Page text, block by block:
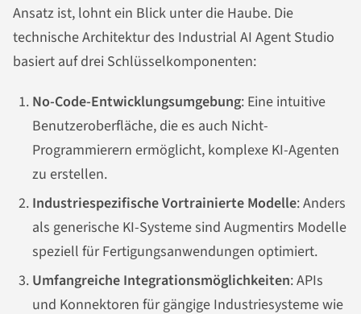
Ansatz ist, lohnt ein Blick unter die Haube. Die
technische Architektur des Industrial AI Agent Studio
basiert auf drei Schlüsselkomponenten:
No-Code-Entwicklungsumgebung: Eine intuitive
Benutzeroberfläche, die es auch Nicht-
Programmierern ermöglicht, komplexe KI-Agenten
zu erstellen.
Industriespezifische Vortrainierte Modelle: Anders
als generische KI-Systeme sind Augmentirs Modelle
speziell für Fertigungsanwendungen optimiert.
Umfangreiche Integrationsmöglichkeiten: APIs
und Konnektoren für gängige Industriesysteme wie